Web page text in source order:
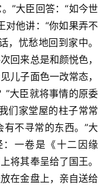
”大臣回答：“如今世
对他讲：“你如果弄不
，忧愁地回到家中。
回来总是和颜悦色，
儿子面色一改常态，
”大臣就将事情的原委
们家堂屋的柱子常常
不寻常的东西。”大
一卷是《十二因缘
将其奉呈给了国王。
在金盘上，亲自送给